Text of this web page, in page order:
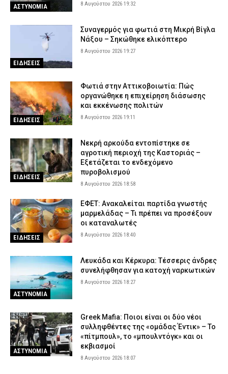
ΑΣΤΥΝΟΜΙΑ 8 Αυγούστου 2026 19:32
ΕΙΔΗΣΕΙΣ
Συναγερμός για φωτιά στη Μικρή Βίγλα
Νάξου – Σηκώθηκε ελικόπτερο
8 Αυγούστου 2026 19:27
ΕΙΔΗΣΕΙΣ
Φωτιά στην Αττικοβοιωτία: Πώς
οργανώθηκε η επιχείρηση διάσωσης
και εκκένωσης πολιτών
8 Αυγούστου 2026 19:11
ΕΙΔΗΣΕΙΣ
Νεκρή αρκούδα εντοπίστηκε σε
αγροτική περιοχή της Καστοριάς –
Εξετάζεται το ενδεχόμενο
πυροβολισμού
8 Αυγούστου 2026 18:58
ΕΙΔΗΣΕΙΣ
ΕΦΕΤ: Ανακαλείται παρτίδα γνωστής
μαρμελάδας – Τι πρέπει να προσέξουν
οι καταναλωτές
8 Αυγούστου 2026 18:40
ΑΣΤΥΝΟΜΙΑ
Λευκάδα και Κέρκυρα: Τέσσερις άνδρες
συνελήφθησαν για κατοχή ναρκωτικών
8 Αυγούστου 2026 18:27
ΑΣΤΥΝΟΜΙΑ
Greek Mafia: Ποιοι είναι οι δύο νέοι
συλληφθέντες της «ομάδας Έντικ» – Το
«πίτμπουλ», το «μπουλντόγκ» και οι
εκβιασμοί
8 Αυγούστου 2026 18:07